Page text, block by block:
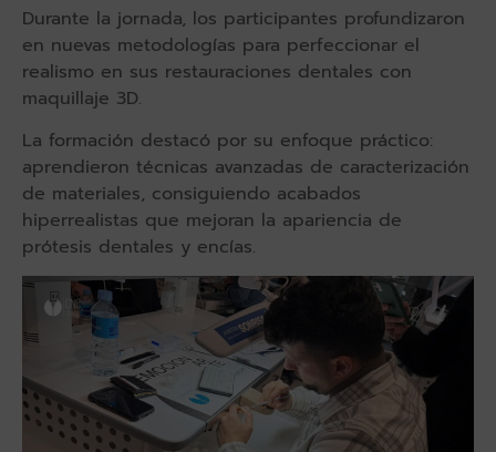
Durante la jornada, los participantes profundizaron
en nuevas metodologías para perfeccionar el
realismo en sus restauraciones dentales con
maquillaje 3D.
La formación destacó por su enfoque práctico:
aprendieron técnicas avanzadas de caracterización
de materiales, consiguiendo acabados
hiperrealistas que mejoran la apariencia de
prótesis dentales y encías.